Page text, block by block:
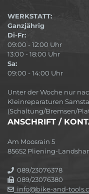
WERKSTATT:
Ganzjährig
Di-Fr:
09:00 - 12:00 Uhr
13:00 - 18:00 Uhr
Sa:
09:00 - 14:00 Uhr
Unter der Woche nur
Kleinreparaturen
(Schaltung/Bremsen/
ANSCHRIFT /
Am Moosrain 5
85652 Pliening-
089/23076378
089/23076380
info@bike-and-